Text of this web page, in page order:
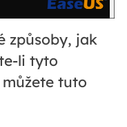
způsoby, jak
li tyto
tuto